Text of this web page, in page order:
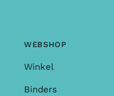
WEBSHOP
Winkel
Binders